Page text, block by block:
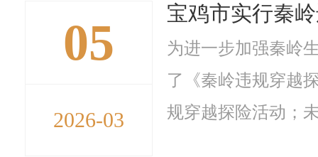
05
2026-03
宝鸡市实行秦
为进一步加强秦岭
了《秦岭违规穿越
规穿越探险活动；